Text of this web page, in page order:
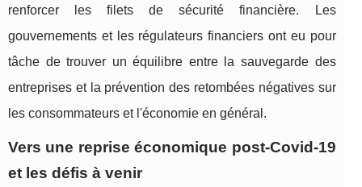
renforcer les filets de sécurité financière. Les
gouvernements et les régulateurs financiers ont eu pour
tâche de trouver un équilibre entre la sauvegarde des
entreprises et la prévention des retombées négatives sur
les consommateurs et l'économie en général.
Vers une reprise économique post-Covid-19
et les défis à venir